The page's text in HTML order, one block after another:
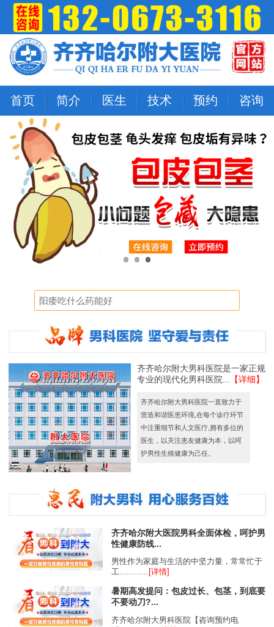
首页 简介 医生 技术 预约 咨询
齐齐哈尔附大男科医院是一家正规
专业的现代化男科医院...
【详细】
齐齐哈尔附大男科医院一直致力于
营造和谐医患环境,在每个诊疗环节
中注重细节和人文医疗,拥有多位的
医生，以关注患友健康为本，以呵
护男性生殖健康为己任。
齐齐哈尔附大医院男科全面体检，呵护男
性健康防线...
男性作为家庭与生活的中坚力量，常常忙于
工............ [详情]
暑期高发提问：包皮过长、包茎，到底要
不要动刀?...
齐齐哈尔附大男科医院【咨询预约电